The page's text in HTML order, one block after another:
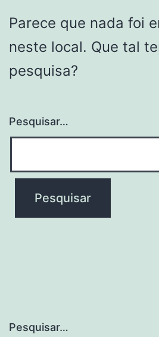
Parece que nada foi
neste local. Que tal
pesquisa?
Pesquisar…
Pesquisar…